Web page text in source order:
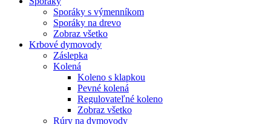
Sporáky s výmenníkom
Sporáky na drevo
Zobraz všetko
Krbové dymovody
Záslepka
Kolená
Koleno s klapkou
Pevné kolená
Regulovateľné koleno
Zobraz všetko
Rúry na dymovody